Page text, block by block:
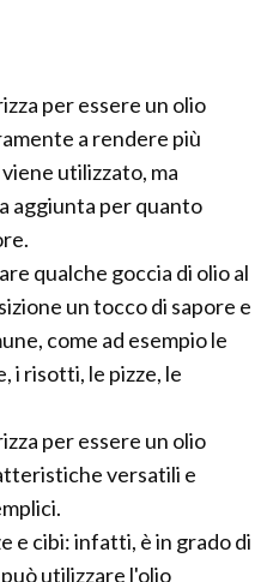
per essere un olio
a rendere più
utilizzato, ma
aggiunta per quanto
qualche goccia di olio al
un tocco di sapore e
come ad esempio le
i risotti, le pizze, le
per essere un olio
versatili e
e cibi: infatti, è in grado di
utilizzare l'olio